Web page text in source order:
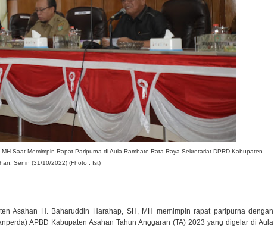
Saat Memimpin Rapat Paripurna di Aula Rambate Rata Raya Sekretariat DPRD Kabupaten
Senin (31/10/2022) (Fhoto : Ist)
Asahan H. Baharuddin Harahap, SH, MH memimpin rapat paripurna dengan
APBD Kabupaten Asahan Tahun Anggaran (TA) 2023 yang digelar di Aula